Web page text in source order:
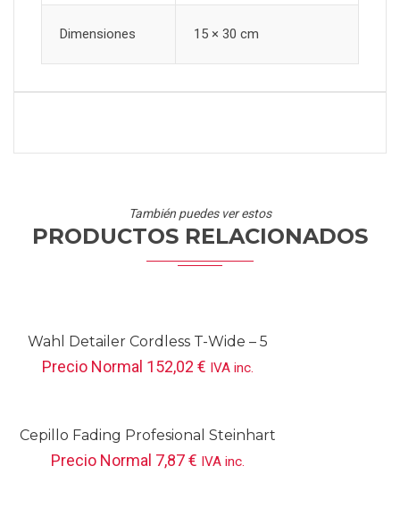
Dimensiones 15 × 30 cm
También puedes ver estos
PRODUCTOS RELACIONADOS
Wahl Detailer Cordless T-Wide – 5
Star Series
Precio Normal 152,02 € IVA inc.
Cepillo Fading Profesional Steinhart
Precio Normal 7,87€ IVA inc.